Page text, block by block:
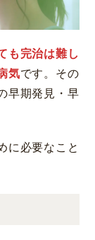
も完治は難し
気です。その
早期発見・早
に必要なこと